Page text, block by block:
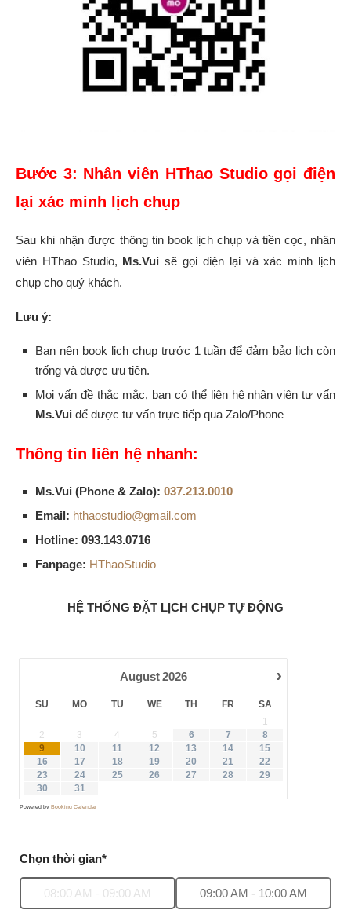
Bước 3: Nhân viên HThao Studio gọi điện
lại xác minh lịch chụp
Sau khi nhận được thông tin book lịch chụp và tiền cọc, nhân
viên HThao Studio, Ms.Vui sẽ gọi điện lại và xác minh lịch
chụp cho quý khách.
Lưu ý:
Bạn nên book lịch chụp trước 1 tuần để đảm bảo lịch còn
trống và được ưu tiên.
Mọi vấn đề thắc mắc, bạn có thể liên hệ nhân viên tư vấn
Ms.Vui để được tư vấn trực tiếp qua Zalo/Phone
Thông tin liên hệ nhanh:
Ms.Vui (Phone & Zalo): 037.213.0010
Email: hthaostudio@gmail.com
Hotline: 093.143.0716
Fanpage: HThaoStudio
HỆ THỐNG ĐẶT LỊCH CHỤP TỰ ĐỘNG
›
August 2026
SU MO TU WE TH FR
SA
1
2
3 4 5 6 7 8
·
9 10 11 12 13 14
15
16
17 18 19 20 21
22
23
24 25 26 27 28
29
30
31
Powered by Booking Calendar
Chọn thời gian*
08:00 AM - 09:00 AM 09:00 AM - 10:00 AM